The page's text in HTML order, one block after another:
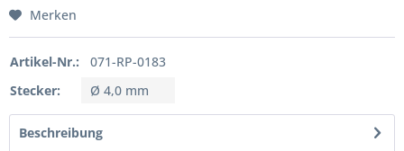
Merken
Artikel-Nr.:
071-RP-0183
Stecker:
Ø 4,0 mm
Beschreibung